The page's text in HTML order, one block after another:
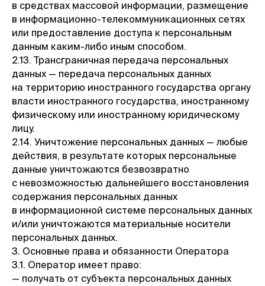
в средствах массовой информации, размещение
в информационно-телекоммуникационных сетях
или предоставление доступа к персональным
данным каким-либо иным способом.
2.13. Трансграничная передача персональных
данных — передача персональных данных
на территорию иностранного государства органу
власти иностранного государства, иностранному
физическому или иностранному юридическому
лицу.
2.14. Уничтожение персональных данных — любые
действия, в результате которых персональные
данные уничтожаются безвозвратно
с невозможностью дальнейшего восстановления
содержания персональных данных
в информационной системе персональных данных
и/или уничтожаются материальные носители
персональных данных.
3. Основные права и обязанности Оператора
3.1. Оператор имеет право:
— получать от субъекта персональных данных